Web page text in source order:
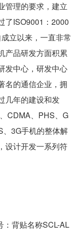
管理的要求，建立
了ISO9001：2000
以来，一直非常
产品研发方面积累
发中心，研发中心
名的通信企业，拥
几年的建设和发
CDMA、PHS、G
3G手机的整体解
设计开发一系列符
：背贴名称SCL-AL